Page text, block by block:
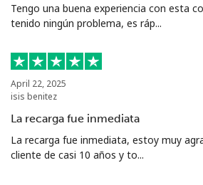
country
Norway
Línea fija
Celular ⁦1.6¢⁩
Tengo una buena experiencia con esta
tenido ningún problema, es ráp...
April 22, 2025
isis benitez
La recarga fue inmediata
La recarga fue inmediata, estoy muy
cliente de casi 10 años y to...